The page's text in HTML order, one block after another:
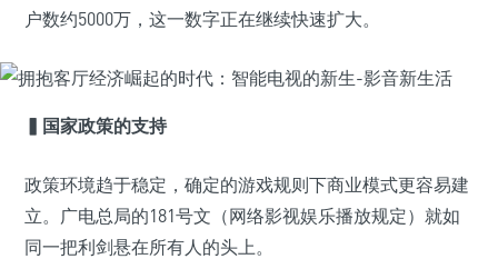
户数约5000万，这一数字正在继续快速扩大。
▍ 国家政策的支持
政策环境趋于稳定，确定的游戏规则下商业模式更容易建
立。广电总局的181号文（网络影视娱乐播放规定）就如
同一把利剑悬在所有人的头上。